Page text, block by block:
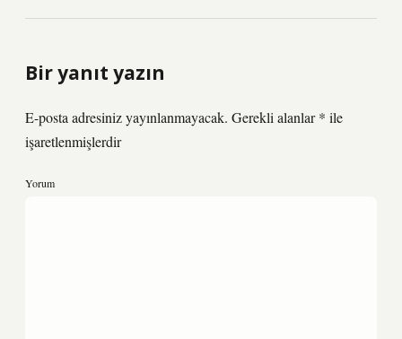
Bir yanıt yazın
E-posta adresiniz yayınlanmayacak. Gerekli alanlar* ile
işaretlenmişlerdir
Yorum